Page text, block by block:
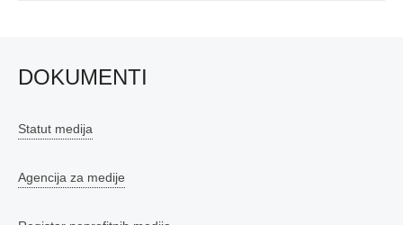
DOKUMENTI
Statut medija
Agencija za medije